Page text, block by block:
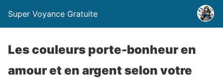
Super Voyance Gratuite
Les couleurs porte-bonheur en
amour et en argent selon votre